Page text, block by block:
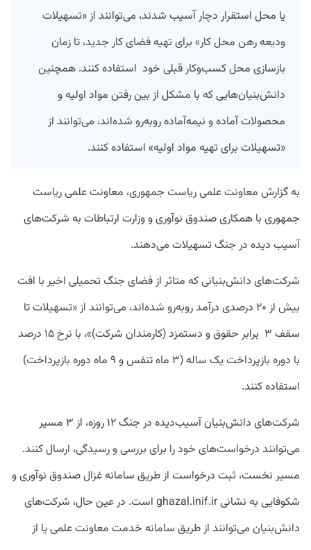
یا محل استقرار دچار آسیب شدند، می‌توانند از «تسهیلات
ودیعه رهن محل کار» برای تهیه فضای کار جدید، تا زمان
بازسازی محل کسب‌وکار قبلی خود استفاده کنند. همچنین
دانش‌بنیان‌هایی که با مشکل از بین رفتن مواد اولیه و
محصولات آماده و نیمه‌آماده روبه‌رو شده‌اند، می‌‌توانند از
«تسهیلات برای تهیه مواد اولیه» استفاده کنند.
به گزارش معاونت علمی ریاست جمهوری، معاونت علمی ریاست
جمهوری با همکاری صندوق نوآوری و وزارت ارتباطات به شرکت‌های
آسیب‌ دیده در جنگ تسهیلات می‌دهند.
شرکت‌های دانش‌بنیانی که متاثر از فضای جنگ تحمیلی اخیر با افت
بیش از ۲۰ درصدی درآمد روبه‌رو شده‌اند، می‌توانند از «تسهیلات تا
سقف ۳ برابر حقوق و دستمزد (کارمندان شرکت)»، با نرخ ۱۵ درصد
با دوره بازپرداخت یک ساله (۳ ماه تنفس و ۹ ماه دوره بازپرداخت)
استفاده کنند.
شرکت‌های دانش‌بنیان آسیب‌دیده در جنگ ۱۲ روزه، از ۳ مسیر
می‌توانند درخواست‌های خود را برای بررسی و رسیدگی، ارسال کنند.
مسیر نخست، ثبت درخواست از طریق سامانه غزال صندوق نوآوری و
شکوفایی به نشانی ghazal.inif.ir است. در عین حال، شرکت‌های
دانش‌بنیان می‌توانند از طریق سامانه خدمت معاونت علمی یا از